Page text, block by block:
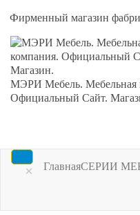
Фирменный магазин
МЭРИ Мебель. Мебельная
Официальный Сайт.
× ГлавнаяСЕРИИ